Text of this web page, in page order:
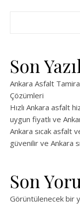
Son
Ankara Asfalt
Çözümleri
Hızlı Ankara asfalt
uygun fiyatlı ve
Ankara sıcak asfalt
güvenilir ve Ankara
Son
Görüntülenecek bir